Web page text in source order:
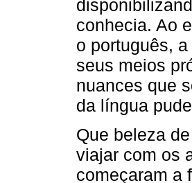
conhecia. Ao
o português,
seus meios
nuances que
da língua
Que beleza
viajar com os
começaram a